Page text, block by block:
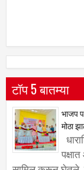
टॉप 5 बातम्या
भाजप
मोठा